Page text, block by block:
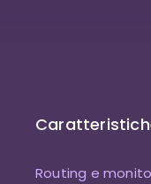
Routing e